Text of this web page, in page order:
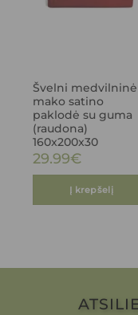
Švelni medvilninė
mako satino
paklodė su guma
(raudona)
160x200x30
29.99€
Į krepšelį